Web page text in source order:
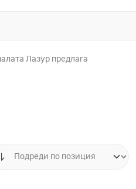
Лазур предлага